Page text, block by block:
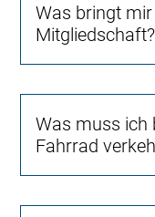
Was bringt mir
Mitgliedschaft?
Was muss ich
Fahrrad